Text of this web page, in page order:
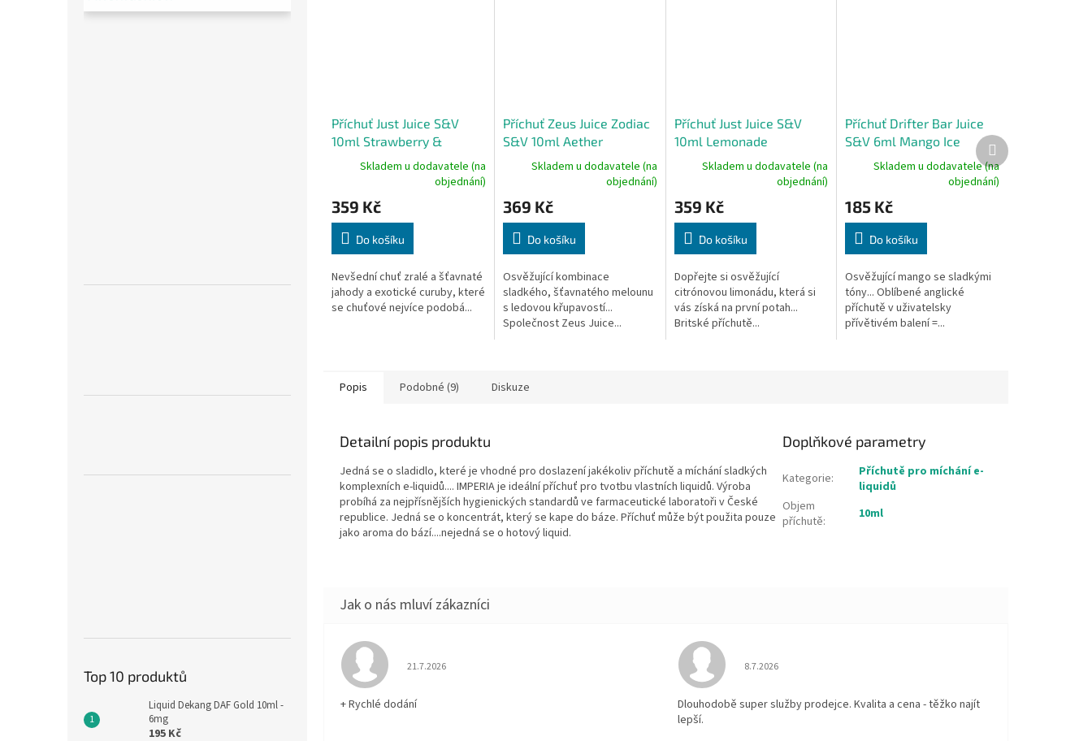
Top 10 produktů
Liquid Dekang DAF Gold 10ml -
6mg
195 Kč
Příchuť Just Juice S&V
10ml Strawberry &
CurubaSkladem u dodavatele (na
objednání)
359 Kč
Do košíku
Nevšední chuť zralé a šťavnaté
jahody a exotické curuby, které
se chuťové nejvíce podobá...
Příchuť Zeus Juice Zodiac
S&V 10ml Aether
Skladem u dodavatele (na
objednání)
369 Kč
Do košíku
Osvěžující kombinace
sladkého, šťavnatého melounu
s ledovou křupavostí...
Společnost Zeus Juice...
Příchuť Just Juice S&V
10ml Lemonade
Skladem u dodavatele (na
objednání)
359 Kč
Do košíku
Dopřejte si osvěžující
citrónovou limonádu, která si
vás získá na první potah...
Britské příchutě...
Příchuť Drifter Bar Juice
S&V 6ml Mango Ice
Skladem u dodavatele (na
objednání)
185 Kč
Do košíku
Osvěžující mango se sladkými
tóny... Oblíbené anglické
příchutě v uživatelsky
přívětivém balení =...
Další
produkt
Popis Podobné (9) Diskuze
Detailní popis produktu
Jedná se o sladidlo, které je vhodné pro doslazení jakékoliv příchutě a míchání sladkých
komplexních e-liquidů.... IMPERIA je ideální příchuť pro tvotbu vlastních liquidů. Výroba
probíhá za nejpřísnějších hygienických standardů ve farmaceutické laboratoři v České
republice. Jedná se o koncentrát, který se kape do báze. Příchuť může být použita pouze
jako aroma do bází....nejedná se o hotový liquid.
Doplňkové parametry
Kategorie:
Příchutě pro míchání e-
liquidů
Objem
příchutě: 10ml
Hodnocení obchodu je 5 z 5 hvězdiček.
21.7.2026
+ Rychlé dodání
Hodnocení obchodu je 5 z 5 hvězdiček.
8.7.2026
Dlouhodobě super služby prodejce. Kvalita a cena - těžko najít
lepší.